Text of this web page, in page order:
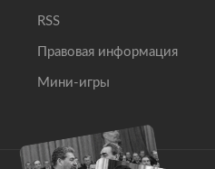
RSS
Правовая информация
Мини-игры